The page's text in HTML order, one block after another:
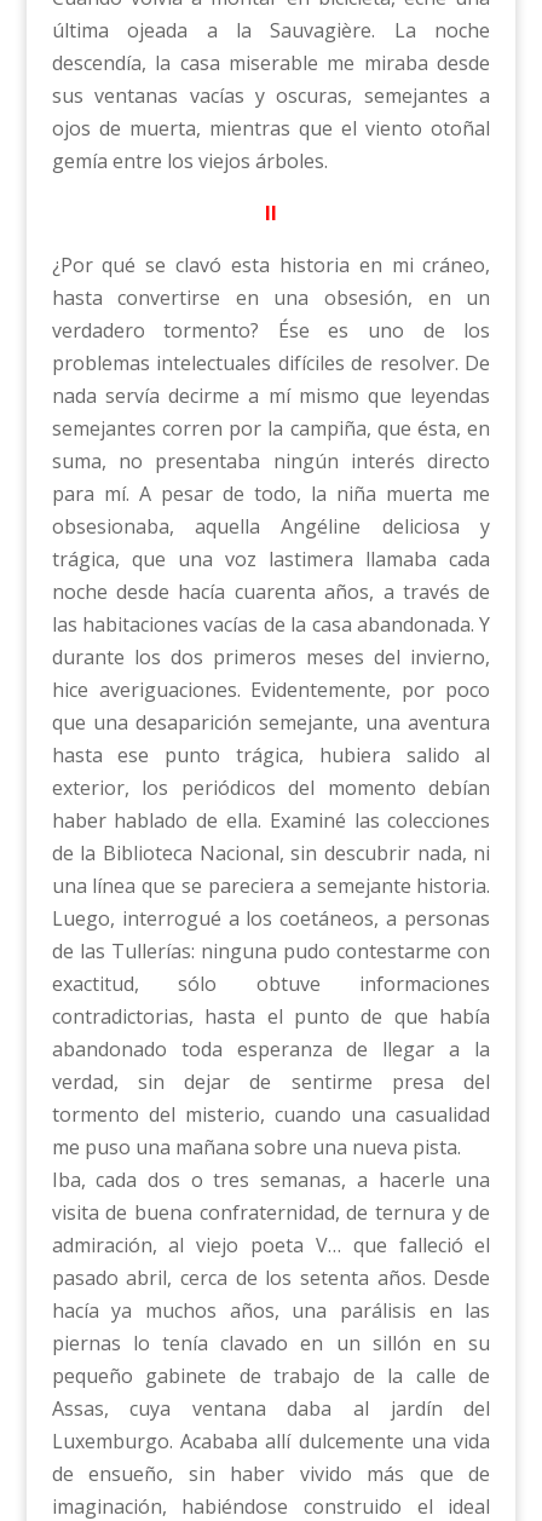
última ojeada a la Sauvagière. La noche
descendía, la casa miserable me miraba desde
sus ventanas vacías y oscuras, semejantes a
ojos de muerta, mientras que el viento otoñal
gemía entre los viejos árboles.
II
¿Por qué se clavó esta historia en mi cráneo,
hasta convertirse en una obsesión, en un
verdadero tormento? Ése es uno de los
problemas intelectuales difíciles de resolver. De
nada servía decirme a mí mismo que leyendas
semejantes corren por la campiña, que ésta, en
suma, no presentaba ningún interés directo
para mí. A pesar de todo, la niña muerta me
obsesionaba, aquella Angéline deliciosa y
trágica, que una voz lastimera llamaba cada
noche desde hacía cuarenta años, a través de
las habitaciones vacías de la casa abandonada. Y
durante los dos primeros meses del invierno,
hice averiguaciones. Evidentemente, por poco
que una desaparición semejante, una aventura
hasta ese punto trágica, hubiera salido al
exterior, los periódicos del momento debían
haber hablado de ella. Examiné las colecciones
de la Biblioteca Nacional, sin descubrir nada, ni
una línea que se pareciera a semejante historia.
Luego, interrogué a los coetáneos, a personas
de las Tullerías: ninguna pudo contestarme con
exactitud, sólo obtuve informaciones
contradictorias, hasta el punto de que había
abandonado toda esperanza de llegar a la
verdad, sin dejar de sentirme presa del
tormento del misterio, cuando una casualidad
me puso una mañana sobre una nueva pista.
Iba, cada dos o tres semanas, a hacerle una
visita de buena confraternidad, de ternura y de
admiración, al viejo poeta V… que falleció el
pasado abril, cerca de los setenta años. Desde
hacía ya muchos años, una parálisis en las
piernas lo tenía clavado en un sillón en su
pequeño gabinete de trabajo de la calle de
Assas, cuya ventana daba al jardín del
Luxemburgo. Acababa allí dulcemente una vida
de ensueño, sin haber vivido más que de
imaginación, habiéndose construido el ideal